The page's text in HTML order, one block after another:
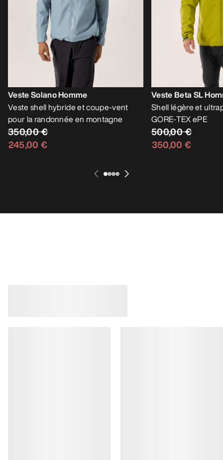
Veste Solano Homme
Veste shell hybride et coupe-vent
pour la randonnée en montagne
350,00 €
245,00 €
Veste Beta SL
Shell légère et
GORE-TEX ePE
500,00 €
350,00 €